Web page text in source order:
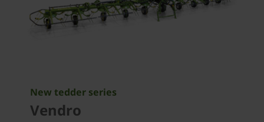
New tedder series
Vendro